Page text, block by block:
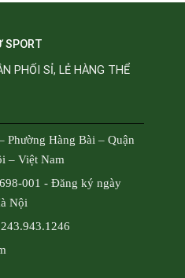
SPORT
PHỐI SỈ, LẺ HÀNG THỂ
Phường Hàng Bài – Quận
– Việt Nam
001 - Đăng ký ngày
Nội